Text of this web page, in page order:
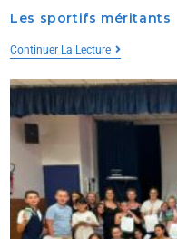
Les sportifs méritants
Continuer La Lecture